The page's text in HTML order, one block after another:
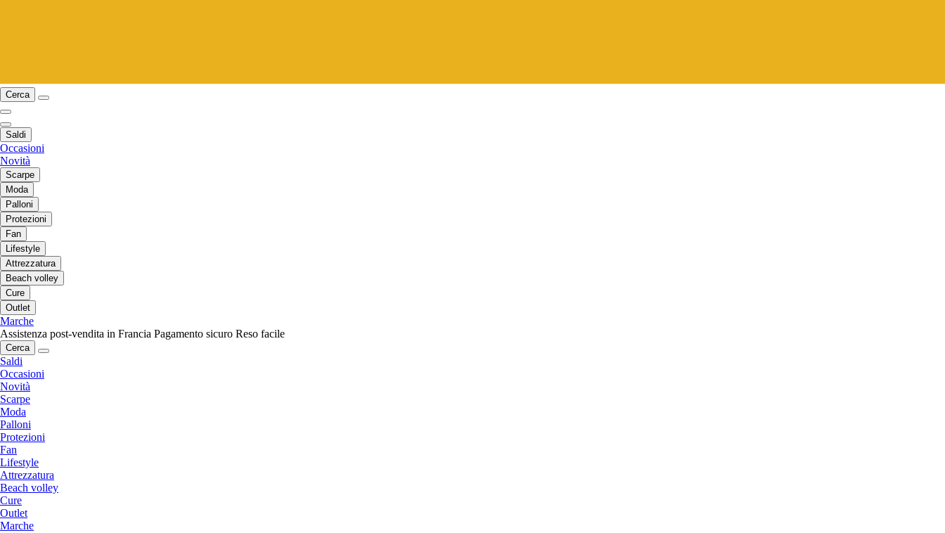
Cerca
Saldi
Occasioni
Novità
Scarpe
Moda
Palloni
Protezioni
Fan
Lifestyle
Attrezzatura
Beach volley
Cure
Outlet
Marche
Assistenza post-vendita in Francia Pagamento sicuro Reso facile
Cerca
Saldi
Occasioni
Novità
Scarpe
Moda
Palloni
Protezioni
Fan
Lifestyle
Attrezzatura
Beach volley
Cure
Outlet
Marche